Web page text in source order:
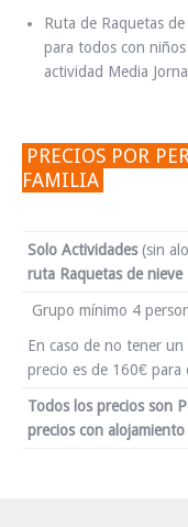
Ruta de Raquetas
para todos con niños
actividad Media
PRECIOS POR
FAMILIA
Solo Actividades(sin
ruta Raquetas de
Grupo mínimo 4
En caso de no tener
precio es de 160€ para
Todos los precios son
precios con alojamiento